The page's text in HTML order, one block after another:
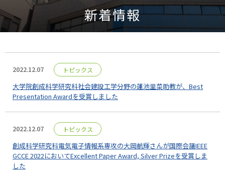
新着情報
2022.12.07 トピックス
大学院創成科学研究科社会建設工学分野の蓮池里菜助教が、Best
Presentation Awardを受賞しました
2022.12.07 トピックス
創成科学研究科電気電子情報系専攻の大岡航輝さんが国際会議IEEE
GCCE 2022においてExcellent Paper Award, Silver Prizeを受賞しま
した